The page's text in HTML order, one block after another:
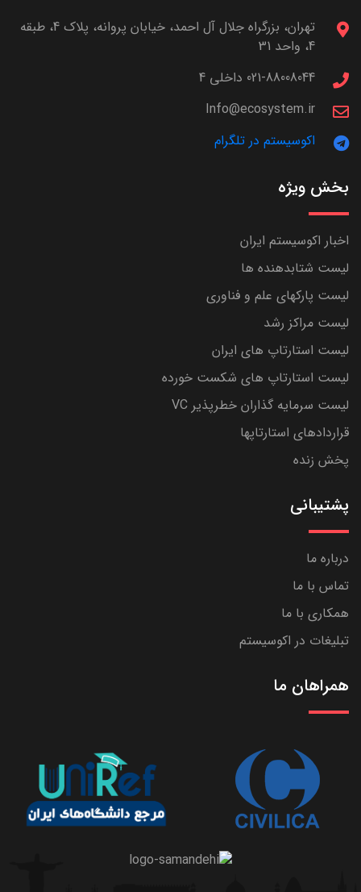
تهران، بزرگراه جلال آل احمد، خیابان پروانه، پلاک 4، طبقه
4، واحد 31
021-88008044 داخلی 4
Info@ecosystem.ir
اکوسیستم در تلگرام
بخش ویژه
اخبار اکوسیستم ایران
لیست شتابدهنده ها
لیست پارکهای علم و فناوری
لیست مراکز رشد
لیست استارتاپ های ایران
لیست استارتاپ های شکست خورده
لیست سرمایه گذاران خطرپذیر VC
قراردادهای استارتاپها
پخش زنده
پشتیبانی
درباره ما
تماس با ما
همکاری با ما
تبلیغات در اکوسیستم
همراهان ما